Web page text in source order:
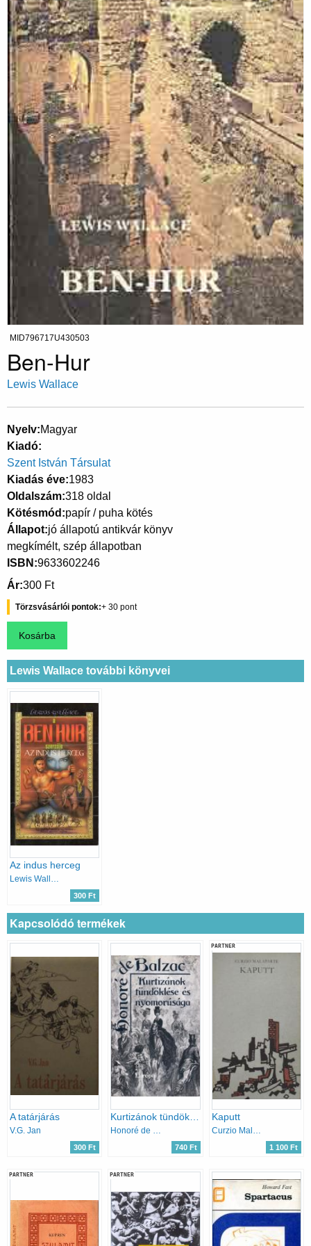
MID796717U430503
Ben-Hur
Lewis Wallace
Nyelv Magyar
Kiadó
Szent István Társulat
Kiadás éve 1983
Oldalszám 318 oldal
Kötésmód papír / puha kötés
Állapot jó állapotú antikvár könyv
megkímélt, szép állapotban
ISBN 9633602246
Ár 300 Ft
Törzsvásárlói pontok 30
Lewis Wallace további könyvei
Az indus herceg
300 Ft
Kapcsolódó termékek
A tatárjárás
V.G. Jan
300 Ft 740 Ft
PARTNER
Kaputt
1 100 Ft
PARTNER PARTNER